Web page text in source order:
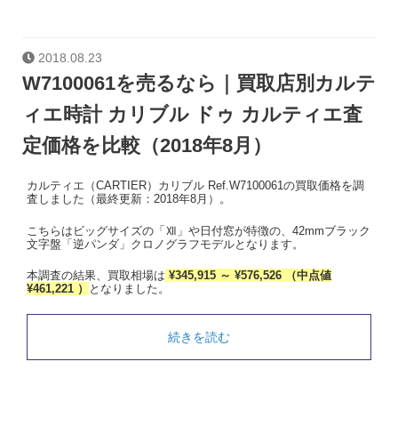
2018.08.23
W7100061を売るなら｜買取店別カルテ
ィエ時計 カリブル ドゥ カルティエ査
定価格を比較（2018年8月）
カルティエ（CARTIER）カリブル Ref.W7100061の買取価格を調
査しました（最終更新：2018年8月）。
こちらはビッグサイズの「Ⅻ」や日付窓が特徴の、42mmブラック
文字盤「逆パンダ」クロノグラフモデルとなります。
本調査の結果、買取相場は ¥345,915 ～ ¥576,526 （中点値
¥461,221 ）
となりました。
続きを読む